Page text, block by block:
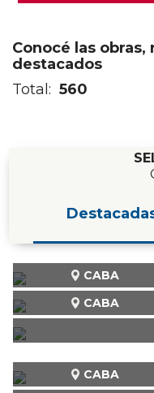
Conocé las
destacados
Total: 560
CABA
CABA
CABA